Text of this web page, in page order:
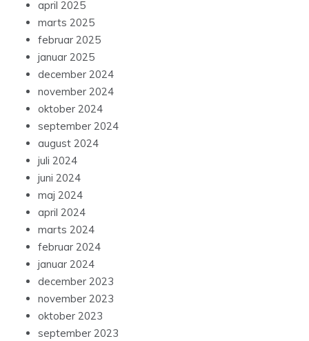
april 2025
marts 2025
februar 2025
januar 2025
december 2024
november 2024
oktober 2024
september 2024
august 2024
juli 2024
juni 2024
maj 2024
april 2024
marts 2024
februar 2024
januar 2024
december 2023
november 2023
oktober 2023
september 2023